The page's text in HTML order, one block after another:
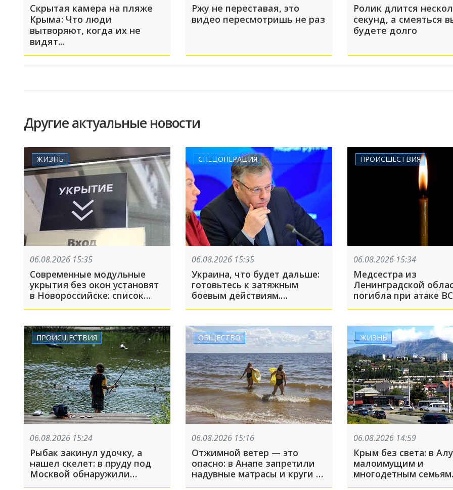
Скрытая камера на пляже
Крыма: Что люди
вытворяют, когда их не
видят...
Ржу не переставая, это
видео пересмотришь не раз
Ролик длится
секунд, а смеяться
будете долго
Другие актуальные новости
ЖИЗНЬ
06.08.2026 15:35
Современные модульные
укрытия без окон установят
в Новороссийске: список
СПЕЦОПЕРАЦИЯ
06.08.2026 15:35
Украина, что будет дальше:
готовьтесь к затяжным
боевым действиям.
СВО
ПРОИСШЕСТВИЯ
06.08.2026 15:34
Медсестра из
Ленинградской
погибла при атаке
ПРОИСШЕСТВИЯ
06.08.2026 15:24
Рыбак закинул удочку, а
нашел скелет: в пруду под
Москвой обнаружили
ОБЩЕСТВО
06.08.2026 15:16
Отжимной ветер — это
опасно: в Анапе запретили
надувные матрасы и круги в
ЖИЗНЬ
06.08.2026 14:59
Крым без света: в
малоимущим и
многодетным семьям